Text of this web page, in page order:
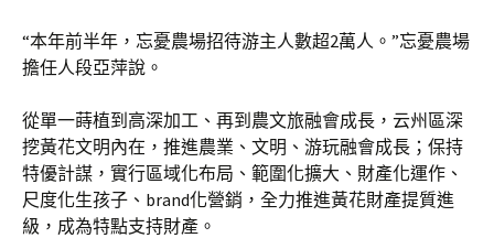
“本年前半年，忘憂農場招待游主人數超2萬人。”忘憂農場
擔任人段亞萍說。
從單一蒔植到高深加工、再到農文旅融會成長，云州區深
挖黃花文明內在，推進農業、文明、游玩融會成長；保持
特優計謀，實行區域化布局、範圍化擴大、財產化運作、
尺度化生孩子、brand化營銷，全力推進黃花財產提質進
級，成為特點支持財產。